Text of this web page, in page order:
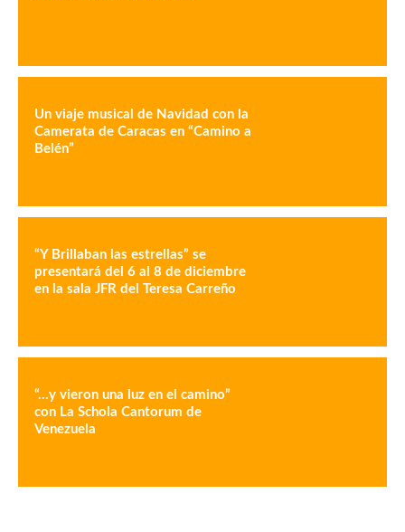
Un viaje musical de Navidad con la
Camerata de Caracas en “Camino a
Belén”
“Y Brillaban las estrellas” se
presentará del 6 al 8 de diciembre
en la sala JFR del Teresa Carreño
“…y vieron una luz en el camino”
con La Schola Cantorum de
Venezuela